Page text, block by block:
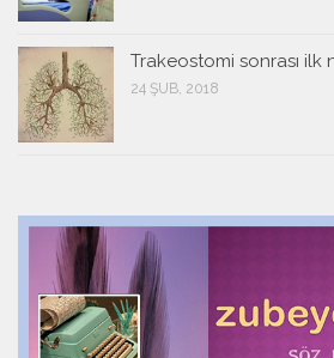
Trakeostomi sonrası ilk
24 ŞUB, 2018